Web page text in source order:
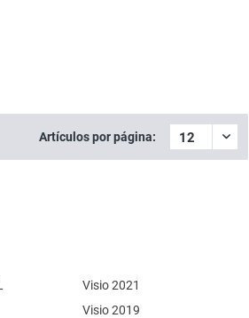
Artículos por página:
Visio 2021
Visio 2019